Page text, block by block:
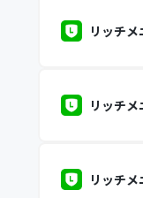
リッチ
リッチ
リッチ